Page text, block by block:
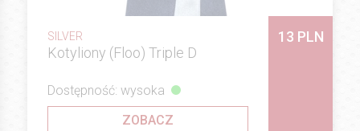
SILVER
Kotyliony (Floo) Triple D
13 PLN
Dostępność: wysoka
ZOBACZ